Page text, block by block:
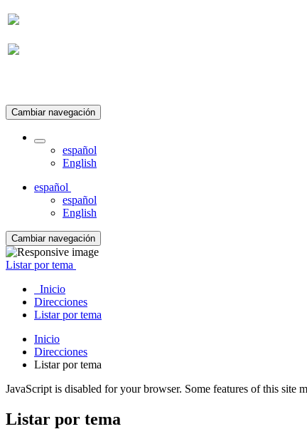
Cambiar navegación
español
English
español
español
English
Cambiar navegación
Listar por tema
Inicio
Direcciones
Listar por tema
Inicio
Direcciones
Listar por tema
JavaScript is disabled for your browser. Some features of this site
Listar por tema